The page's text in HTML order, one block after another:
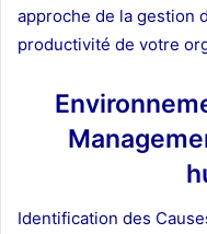
approche de la gestion
productivité de votre
Identification des